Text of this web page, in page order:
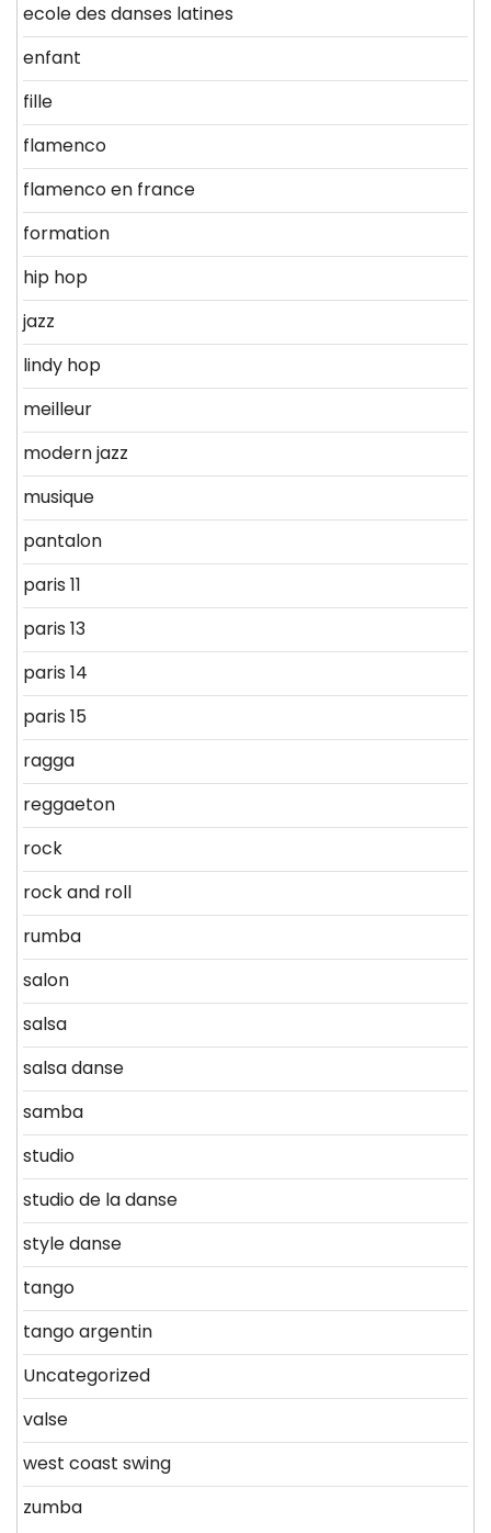
ecole des danses latines
enfant
fille
flamenco
flamenco en france
formation
hip hop
jazz
lindy hop
meilleur
modern jazz
musique
pantalon
paris 11
paris 13
paris 14
paris 15
ragga
reggaeton
rock
rock and roll
rumba
salon
salsa
salsa danse
samba
studio
studio de la danse
style danse
tango
tango argentin
Uncategorized
valse
west coast swing
zumba